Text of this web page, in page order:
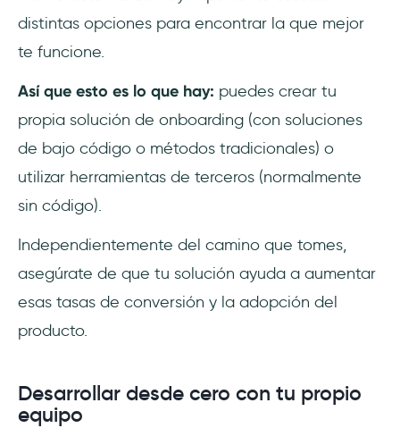
distintas opciones para encontrar la que mejor
te funcione.
Así que esto es lo que hay: puedes crear tu
propia solución de onboarding (con soluciones
de bajo código o métodos tradicionales) o
utilizar herramientas de terceros (normalmente
sin código).
Independientemente del camino que tomes,
asegúrate de que tu solución ayuda a aumentar
esas tasas de conversión y la adopción del
producto.
Desarrollar desde cero con tu propio
equipo